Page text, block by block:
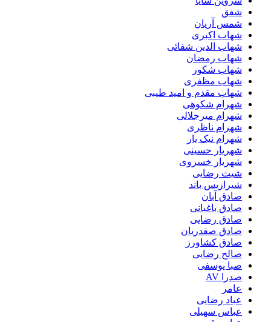
شفق
شمس آریان
شهاب اکبری
شهاب الدین شفائی
شهاب رمضان
شهاب شکور
شهاب مظفری
شهاب مقدم و امید طیبی
شهرام شکوهی
شهرام میرجلالی
شهرام ناظری
شهرام نیک یار
شهریار حسینی
شهریار خسروی
شیث رضایی
شیرازیس باند
صادق آبان
صادق باغبانی
صادق رضایی
صادق صفدریان
صادق کشاورز
صالح رضایی
صبا یوسفی
صدرا AV
عامر
عباد رضایی
عباس سهیلی